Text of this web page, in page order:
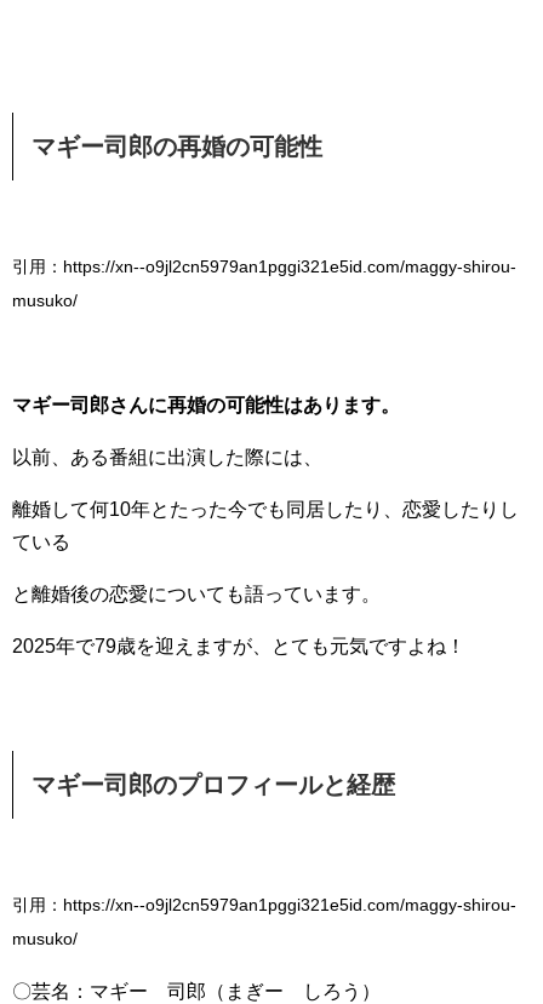
マギー司郎の再婚の可能性
引用：https://xn--o9jl2cn5979an1pggi321e5id.com/maggy-shirou-
musuko/
マギー司郎さんに再婚の可能性はあります。
以前、ある番組に出演した際には、
離婚して何10年とたった今でも同居したり、恋愛したりし
ている
と離婚後の恋愛についても語っています。
2025年で79歳を迎えますが、とても元気ですよね！
マギー司郎のプロフィールと経歴
引用：https://xn--o9jl2cn5979an1pggi321e5id.com/maggy-shirou-
musuko/
〇芸名：マギー 司郎（まぎー しろう）